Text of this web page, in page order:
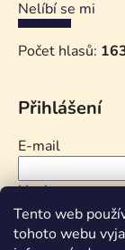
Tento web
tohoto webu
Nelíbí se mi
Počet hlasů:
Přihlášení
E-mail
Heslo